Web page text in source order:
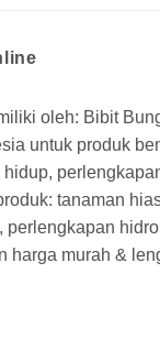
oleh: Bibit
untuk produk
tanaman
perlengkapan
harga murah &